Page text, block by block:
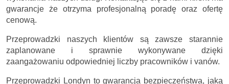
gwarancje że otrzyma profesjonalną poradę oraz ofertę
cenową.
Przeprowadzki naszych klientów są zawsze starannie
zaplanowane i sprawnie wykonywane dzięki
zaangażowaniu odpowiedniej liczby pracowników i vanów.
Przeprowadzki Londyn to gwarancja bezpieczeństwa, jaką